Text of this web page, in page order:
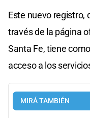
Este nuevo registro,
través de la página
Santa Fe, tiene
acceso a los
MIRÁ TAMBIÉN